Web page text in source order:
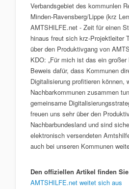
Verbandsgebiet des kommunlen
Minden-Ravensberg/Lippe (krz
AMTSHILFE.net - Zeit für einen
hinaus freut sich krz-Projektleiter
über den Produktivgang von
KDO: „Für mich ist das ein
Beweis dafür, dass Kommunen
Digitalisierung profitieren können,
Nachbarkommunen zusammen
gemeinsame
freuen uns sehr über den
Nachbarbundesland und sind
elektronisch versendeten
auch bei unseren Kommunen
Den offiziellen Artikel finden
AMTSHILFE.net weitet sich aus